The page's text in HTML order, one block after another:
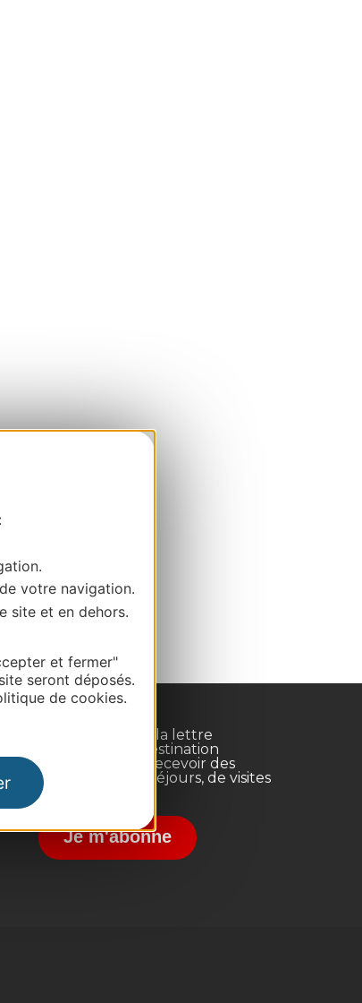
votre navigation.
site et en dehors.
et fermer"
seront déposés.
de cookies.
Inscrivez-vous à la lettre
d'information Destination
Occitanie pour recevoir des
suggestions de séjours, de visites
et de sorties.
Je m'abonne